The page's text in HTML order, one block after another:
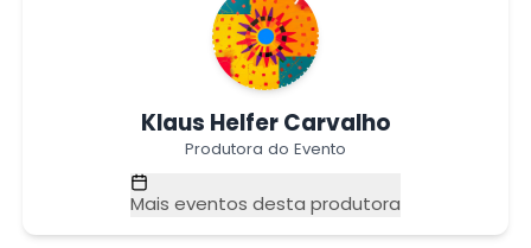
Klaus Helfer Carvalho
Produtora do Evento
Mais eventos desta produtora